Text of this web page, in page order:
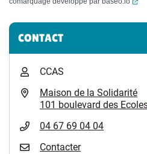
Informations
CONTACT
CCAS
Maison de la Solidarité
101 boulevard des
04 67 69 04 04
Contacter